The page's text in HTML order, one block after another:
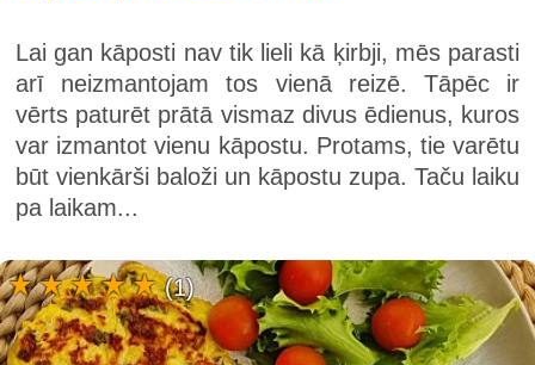
Lai gan kāposti nav tik lieli kā ķirbji, mēs parasti
arī neizmantojam tos vienā reizē. Tāpēc ir
vērts paturēt prātā vismaz divus ēdienus, kuros
var izmantot vienu kāpostu. Protams, tie varētu
būt vienkārši baloži un kāpostu zupa. Taču laiku
pa laikam...
(1)